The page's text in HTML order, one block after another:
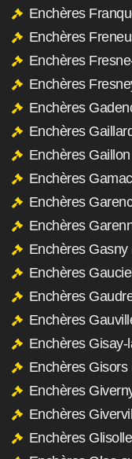
Enchères
Enchères
Enchères
Enchères
Enchères
Enchères
Enchères
Enchères
Enchères
Enchères
Enchères Gasny
Enchères
Enchères
Enchères
Enchères
Enchères Gisors
Enchères
Enchères
Enchères